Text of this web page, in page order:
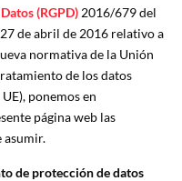
(RGPD) 2016/679 del
de abril de 2016 relativo a
normativa de la Unión
de los datos
ponemos en
página web las
asumir.
de protección de datos